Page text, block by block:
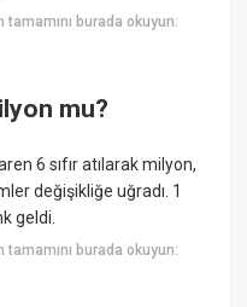
tamamını burada okuyun:
mu?
6 sıfır atılarak milyon,
değişikliğe uğradı. 1
geldi.
tamamını burada okuyun: